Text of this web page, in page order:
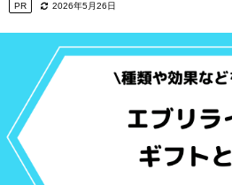
PR 2026年5月26日